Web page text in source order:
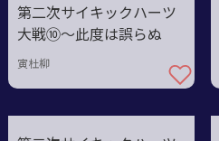
第二次サイキックハーツ
大戦⑩〜此度は誤らぬ
寅杜柳